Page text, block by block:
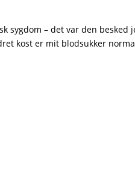
sygdom – det var den
kost er mit blodsukker